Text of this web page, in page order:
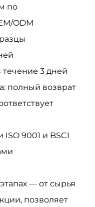
по
ODM
течение 3 дней
полный возврат
9001 и BSCI
— от сырья
позволяет